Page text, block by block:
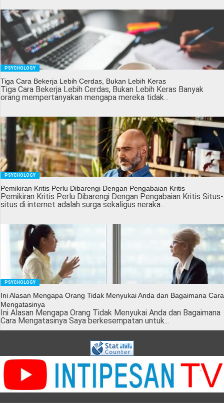
PSYCHOLOGY
Tiga Cara Bekerja Lebih Cerdas, Bukan Lebih Keras
Tiga Cara Bekerja Lebih Cerdas, Bukan Lebih Keras Banyak
orang mempertanyakan mengapa mereka tidak...
PSYCHOLOGY
Pemikiran Kritis Perlu Dibarengi Dengan Pengabaian Kritis
Pemikiran Kritis Perlu Dibarengi Dengan Pengabaian Kritis Situs-
situs di internet adalah surga sekaligus neraka...
PSYCHOLOGY
Ini Alasan Mengapa Orang Tidak Menyukai Anda dan Bagaimana Cara
Mengatasinya
Ini Alasan Mengapa Orang Tidak Menyukai Anda dan Bagaimana
Cara Mengatasinya Saya berkesempatan untuk...